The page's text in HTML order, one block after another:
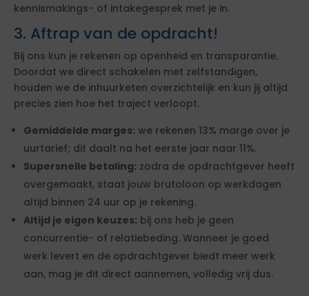
kennismakings- of intakegesprek met je in.
3. Aftrap van de opdracht!
Bij ons kun je rekenen op openheid en transparantie.
Doordat we direct schakelen met zelfstandigen,
houden we de inhuurketen overzichtelijk en kun jij altijd
precies zien hoe het traject verloopt.
Gemiddelde marges: we rekenen 13% marge over je
uurtarief; dit daalt na het eerste jaar naar 11%.
Supersnelle betaling: zodra de opdrachtgever heeft
overgemaakt, staat jouw brutoloon op werkdagen
altijd binnen 24 uur op je rekening.
Altijd je eigen keuzes: bij ons heb je geen
concurrentie- of relatiebeding. Wanneer je goed
werk levert en de opdrachtgever biedt meer werk
aan, mag je dit direct aannemen, volledig vrij dus.